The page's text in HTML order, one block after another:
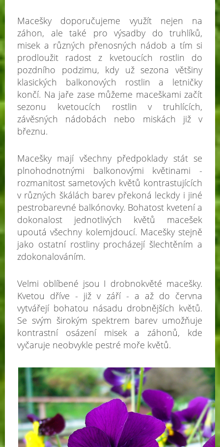
Macešky doporučujeme využít nejen na
záhon, ale také pro výsadby do truhlíků,
misek a různých přenosných nádob a tím si
prodloužit radost z kvetoucích rostlin do
pozdního podzimu, kdy už sezona většiny
klasických balkonových rostlin a letničky
končí. Na jaře zase můžeme maceškami začít
sezonu kvetoucích rostlin v truhlících,
závěsných nádobách nebo miskách již v
březnu.
Macešky mají všechny předpoklady stát se
plnohodnotnými balkonovými květinami -
rozmanitost sametových květů kontrastujících
v různých škálách barev překoná leckdy i jiné
pestrobarevné balkónovky. Bohatost kvetení a
dokonalost jednotlivých květů macešek
upoutá všechny kolemjdoucí. Macešky stejně
jako ostatní rostliny procházejí šlechtěním a
zdokonalováním.
Velmi oblíbené jsou I drobnokvěté macešky.
Kvetou dříve - již v září - a až do června
vytvářejí bohatou násadu drobnějších květů.
Se svým širokým spektrem barev umožňuje
kontrastní osázení misek a záhonů, kde
vyčaruje neobvykle pestré moře květů.